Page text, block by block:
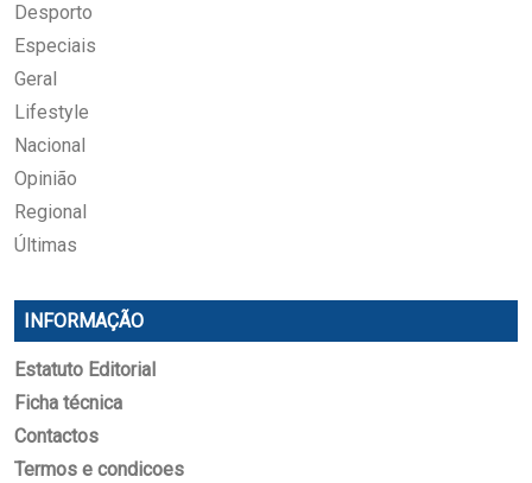
Desporto
Especiais
Geral
Lifestyle
Nacional
Opinião
Regional
Últimas
INFORMAÇÃO
Estatuto Editorial
Ficha técnica
Contactos
Termos e condicoes